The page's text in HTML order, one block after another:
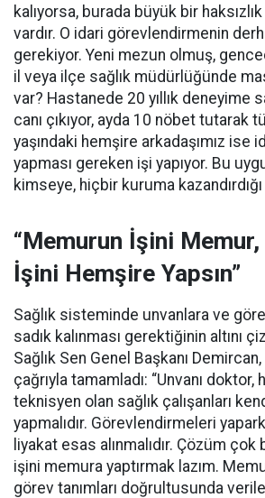
kalıyorsa, burada büyük bir
vardır. O idari görevlendirmenin
gerekiyor. Yeni mezun olmuş,
il veya ilçe sağlık müdürlüğünde
var? Hastanede 20 yıllık deneyime
canı çıkıyor, ayda 10 nöbet tutarak
yaşındaki hemşire arkadaşımız ise
yapması gereken işi yapıyor. Bu
kimseye, hiçbir kuruma
“Memurun İşini
İşini Hemşire Yapsın”
Sağlık sisteminde unvanlara ve
sadık kalınması gerektiğinin altını
Sağlık Sen Genel Başkanı Demircan,
çağrıyla tamamladı: “Unvanı doktor,
teknisyen olan sağlık çalışanları
yapmalıdır. Görevlendirmeleri
liyakat esas alınmalıdır. Çözüm
işini memura yaptırmak lazım.
görev tanımları doğrultusunda